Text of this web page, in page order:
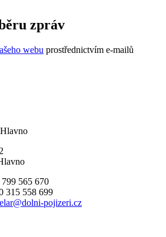
zpráv
webu prostřednictvím e-mailů
565 670
315 558 699
pojizeri.cz